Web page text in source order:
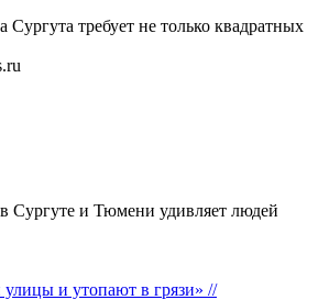
Сургута требует не только квадратных
Сургуте и Тюмени удивляет людей